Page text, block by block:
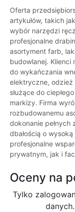
Oferta
artykułów, takich
wybór narzędzi
profesjonalne
asortyment farb,
budowlanej.
do wykańczania
elektryczne, odzież
służące do
markizy. Firma
rozbudowanemu
dokonanie pełnych
dbałością o
profesjonalne
prywatnym, jak i
Oceny na
Tylko
danych.